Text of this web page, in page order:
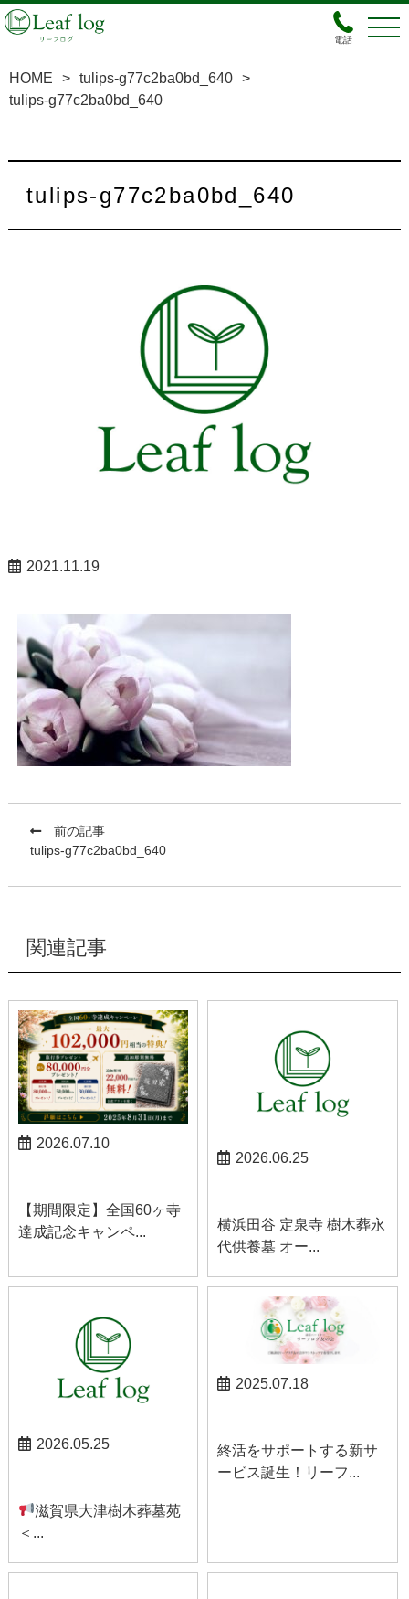
電話
HOME > tulips-g77c2ba0bd_640 >
tulips-g77c2ba0bd_640
tulips-g77c2ba0bd_640
2021.11.19
前の記事
tulips-g77c2ba0bd_640
関連記事
2026.07.10
【期間限定】全国60ヶ寺
達成記念キャンペ...
2026.06.25
横浜田谷 定泉寺 樹木葬永
代供養墓 オー...
2026.05.25
滋賀県大津樹木葬墓苑
＜...
2025.07.18
終活をサポートする新サ
ービス誕生！リーフ...